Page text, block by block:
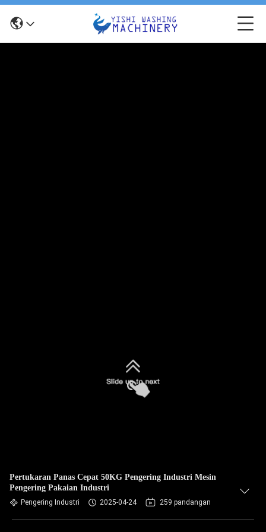
Pertukaran Panas Cepat 50KG Pengering Industri Mesin
Pengering Pakaian Industri
Pengering Industri 2025-04-24 259 pandangan